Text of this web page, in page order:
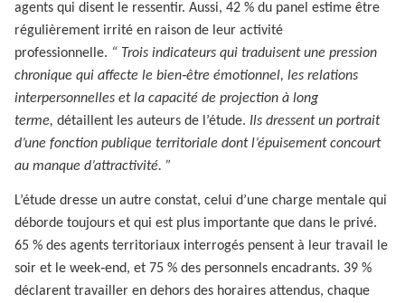
agents qui disent le ressentir. Aussi, 42 % du panel estime être
régulièrement irrité en raison de leur activité
professionnelle. “ Trois indicateurs qui traduisent une pression
chronique qui affecte le bien‑être émotionnel, les relations
interpersonnelles et la capacité de projection à long
terme, détaillent les auteurs de l’étude. Ils dressent un portrait
d’une fonction publique territoriale dont l’épuisement concourt
au manque d’attractivité. ”
L’étude dresse un autre constat, celui d’une charge mentale qui
déborde toujours et qui est plus importante que dans le privé.
65 % des agents territoriaux interrogés pensent à leur travail le
soir et le week‑end, et 75 % des personnels encadrants. 39 %
déclarent travailler en dehors des horaires attendus, chaque